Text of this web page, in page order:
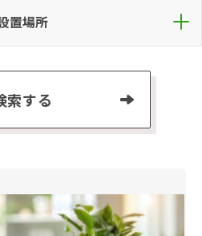
相談する
置場所
索する